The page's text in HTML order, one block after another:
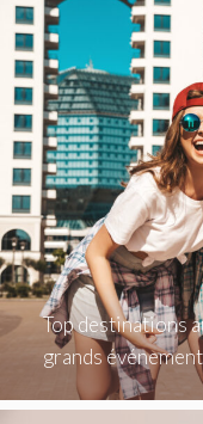
Top destinations
grands